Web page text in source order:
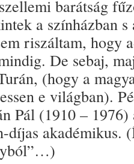
barátság
a színházban
riszáltam, hogy
De sebaj,
(hogy a
e világban).
Pál (1910 – 1976)
díjas